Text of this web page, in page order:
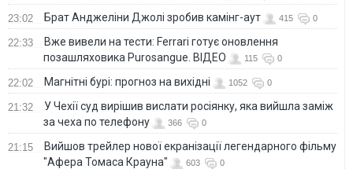
23:02 Брат Анджеліни Джолі зробив камінг-аут 415 0
22:33
Вже вивели на тести: Ferrari готує оновлення
позашляховика Purosangue. ВІДЕО
115 0
22:02 Магнітні бурі: прогноз на вихідні 1052 0
21:32
У Чехії суд вирішив вислати росіянку, яка вийшла заміж
за чеха по телефону
366 0
21:15
Вийшов трейлер нової екранізації легендарного фільму
"Афера Томаса Крауна"
603 0